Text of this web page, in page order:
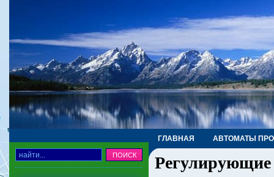
ГЛАВНАЯ АВТОМАТЫ
ТРУБЫ, ФИТИНГИ, КРАНЫ
Регулирующие